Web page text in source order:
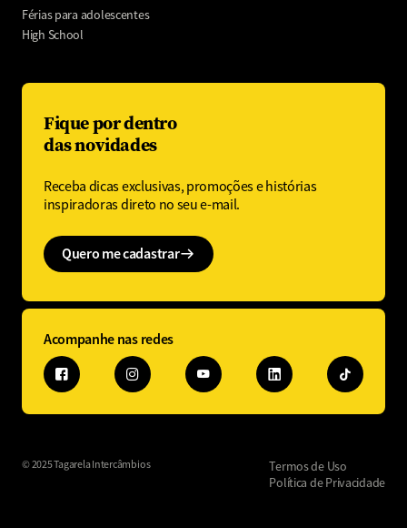
Férias para adolescentes
High School
Fique por dentro
das novidades
Receba dicas exclusivas, promoções e histórias
inspiradoras direto no seu e-mail.
Quero me cadastrar
Acompanhe nas redes
© 2025 Tagarela Intercâmbios
Termos de Uso
Política de Privacidade